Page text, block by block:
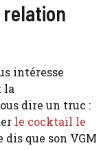
relation
intéresse
la
dire un truc :
le cocktail le
dis que son VGM